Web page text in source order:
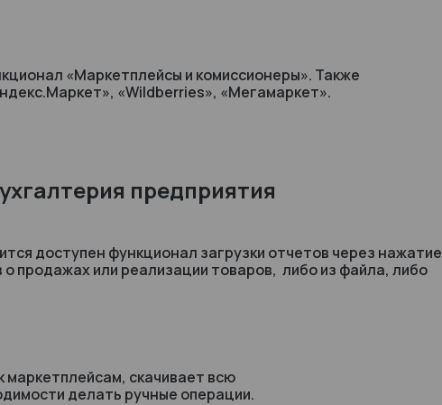
«Маркетплейсы и комиссионеры». Также
«Wildberries», «Мегамаркет».
предприятия
доступен функционал загрузки отчетов через нажатие
о продажах или реализации товаров, либо из файла, либо
маркетплейсам, скачивает всю
делать ручные операции.